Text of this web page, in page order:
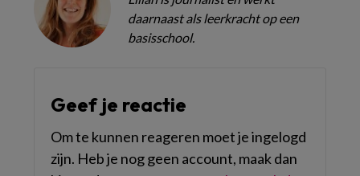
daarnaast als leerkracht op een
basisschool.
Geef je reactie
Om te kunnen reageren moet je ingelogd
zijn. Heb je nog geen account, maak dan